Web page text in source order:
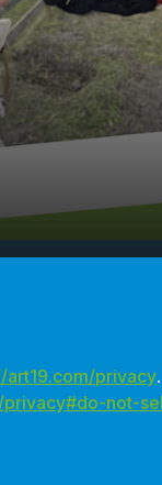
art19.com/privacy
privacy#do-not-